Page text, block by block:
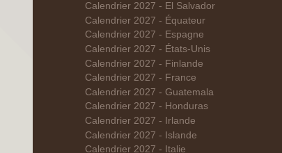
Calendrier 2027 - El Salvador
Calendrier 2027 - Équateur
Calendrier 2027 - Espagne
Calendrier 2027 - États-Unis
Calendrier 2027 - Finlande
Calendrier 2027 - France
Calendrier 2027 - Guatemala
Calendrier 2027 - Honduras
Calendrier 2027 - Irlande
Calendrier 2027 - Islande
Calendrier 2027 - Italie